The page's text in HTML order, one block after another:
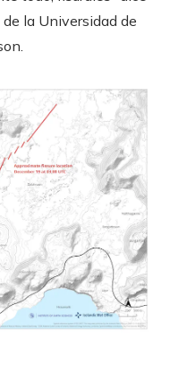
la Universidad de